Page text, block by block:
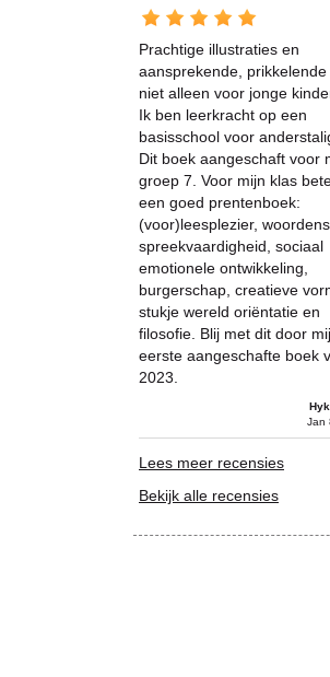
Prachtige illustraties en
aansprekende, prikkelende
niet alleen voor jonge
Ik ben leerkracht op een
basisschool voor
Dit boek aangeschaft voor
groep 7. Voor mijn klas
een goed prentenboek:
(voor)leesplezier,
spreekvaardigheid, sociaal
emotionele ontwikkeling,
burgerschap, creatieve
stukje wereld oriëntatie en
filosofie. Blij met dit door mij
eerste aangeschafte boek
2023.
Jan
Lees meer recensies
Bekijk alle recensies